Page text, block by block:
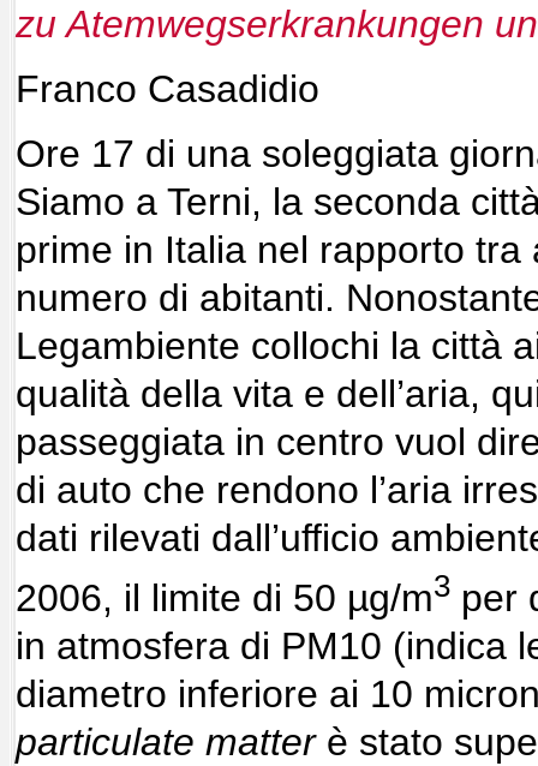
zu Atemwegserkrankungen
Franco Casadidio
Ore 17 di una soleggiata
Siamo a Terni, la seconda
prime in Italia nel rapporto
numero di abitanti.
Legambiente collochi la città
qualità della vita e dell’aria,
passeggiata in centro vuol
di auto che rendono l’aria
dati rilevati dall’ufficio
2006, il limite di 50 µg/m3 per
in atmosfera di PM10 (indica
diametro inferiore ai 10
particulate matter è stato